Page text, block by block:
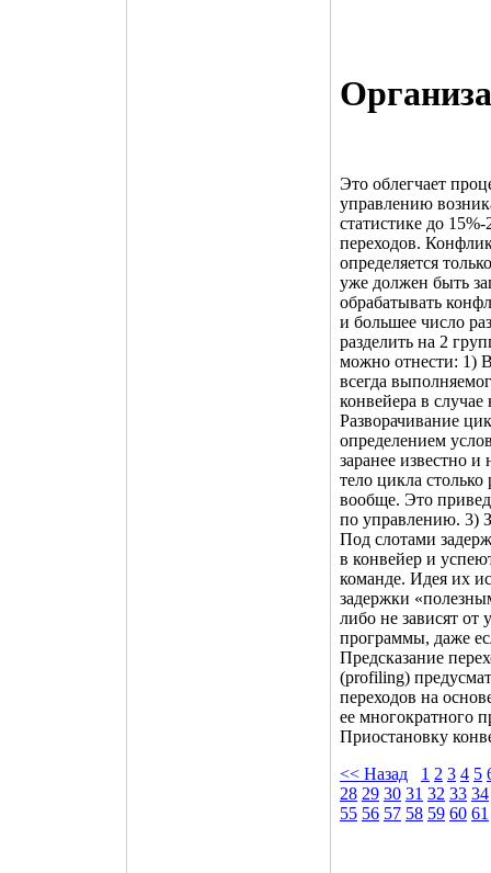
Это облегчает
управлению
статистике до
переходов.
определяется
уже должен быть
обрабатывать
и большее число
разделить на 2
можно отнести: 1)
всегда
конвейера в
Разворачивание
определением
заранее известно
тело цикла
вообще. Это
по управлению. 3)
Под слотами
в конвейер и
команде. Идея их
задержки
либо не зависят
программы, даже
Предсказание
(profiling)
переходов на
ее многократного
Приостановку
<< Назад
1 2 3 4 5
28 29 30 31 32 33 34
55 56 57 58 59 60 61